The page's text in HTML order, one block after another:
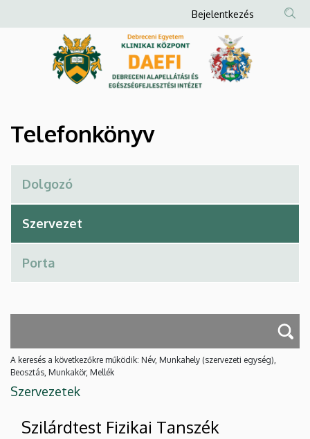
Debreceni
és
Egészségfejlesztési
Intézet
a
Anonim
Felhasználói
fiók
menüje
Bejelentkezés
Telefonkönyv
A keresés a következőkre működik: Név, Munkahely (szervezeti egység),
Beosztás, Munkakör, Mellék
Szervezetek
Szilárdtest Fizikai Tanszék